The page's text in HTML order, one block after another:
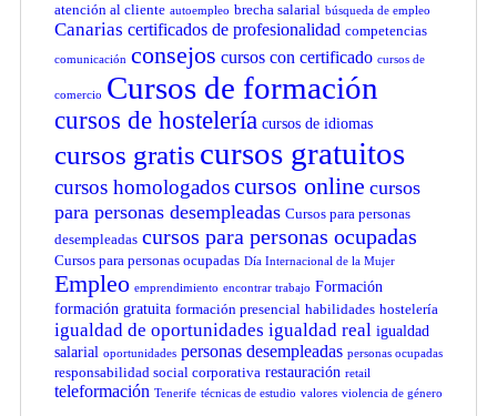
atención al cliente autoempleo brecha salarial búsqueda de empleo
Canarias certificados de profesionalidad competencias
comunicación consejos cursos con certificado cursos de
comercio Cursos de formación
cursos de hostelería cursos de idiomas
cursos gratis cursos gratuitos
cursos homologadoscursos online cursos
para personas desempleadas Cursos para personas
desempleadas cursos para personas ocupadas
Cursos para personas ocupadas Día Internacional de la Mujer
Empleo emprendimiento encontrar trabajo Formación
formación gratuita formación presencial habilidades hostelería
igualdad de oportunidades igualdad real igualdad
salarial oportunidades personas desempleadas personas ocupadas
responsabilidad social corporativa restauración retail
teleformación Tenerife técnicas de estudio valores violencia de género